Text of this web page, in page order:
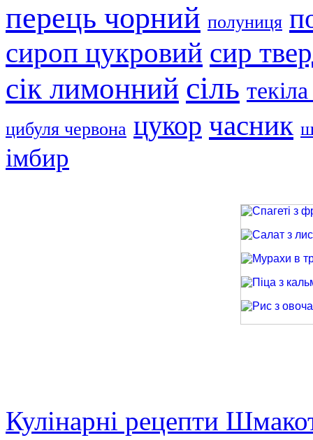
перець чорний полуниця
сироп цукровий сир
сік лимонний сіль
цибуля червона цукор часник
імбир
Кулінарні рецепти